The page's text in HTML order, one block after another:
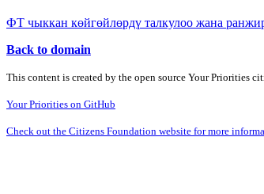
ФТ чыккан көйгөйлөрдү талкулоо жана
Back to domain
This content is created by the open source Your Priorities
Your Priorities on GitHub
Check out the Citizens Foundation website for more